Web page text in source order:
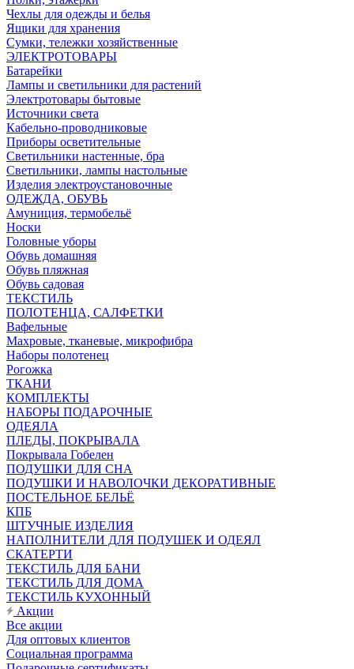
Чехлы для одежды и белья
Ящики для хранения
Сумки, тележки хозяйственные
ЭЛЕКТРОТОВАРЫ
Батарейки
Лампы и светильники для растений
Электротовары бытовые
Источники света
Кабельно-проводниковые
Приборы осветительные
Светильники настенные, бра
Светильники, лампы настольные
Изделия электроустановочные
ОДЕЖДА, ОБУВЬ
Амуниция, термобельё
Носки
Головные уборы
Обувь домашняя
Обувь пляжная
Обувь садовая
ТЕКСТИЛЬ
ПОЛОТЕНЦА, САЛФЕТКИ
Вафельные
Махровые, тканевые, микрофибра
Наборы полотенец
Рогожка
ТКАНИ
КОМПЛЕКТЫ
НАБОРЫ ПОДАРОЧНЫЕ
ОДЕЯЛА
ПЛЕДЫ, ПОКРЫВАЛА
Покрывала Гобелен
ПОДУШКИ ДЛЯ СНА
ПОДУШКИ И НАВОЛОЧКИ ДЕКОРАТИВНЫЕ
ПОСТЕЛЬНОЕ БЕЛЬЁ
КПБ
ШТУЧНЫЕ ИЗДЕЛИЯ
НАПОЛНИТЕЛИ ДЛЯ ПОДУШЕК И ОДЕЯЛ
СКАТЕРТИ
ТЕКСТИЛЬ ДЛЯ БАНИ
ТЕКСТИЛЬ ДЛЯ ДОМА
ТЕКСТИЛЬ КУХОННЫЙ
Акции
Все акции
Для оптовых клиентов
Социальная программа